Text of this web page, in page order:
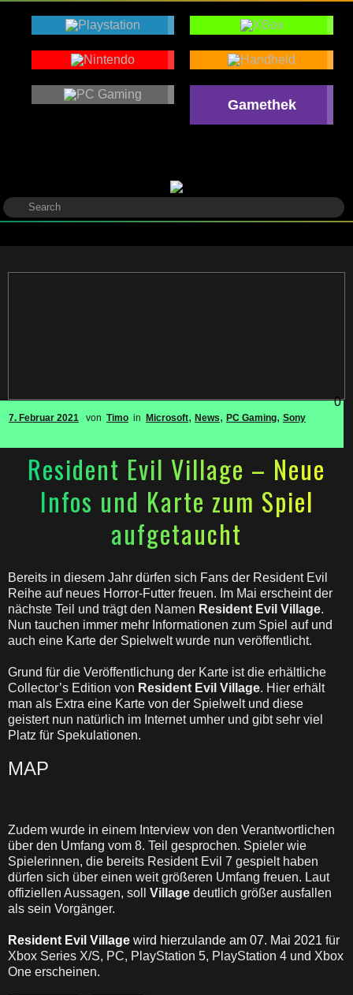
Gamethek
7. Februar 2021 von Timo in Microsoft, News, PC Gaming, Sony
0
Resident Evil Village – Neue
Infos und Karte zum Spiel
aufgetaucht
Bereits in diesem Jahr dürfen sich Fans der Resident Evil
Reihe auf neues Horror-Futter freuen. Im Mai erscheint der
nächste Teil und trägt den Namen Resident Evil Village.
Nun tauchen immer mehr Informationen zum Spiel auf und
auch eine Karte der Spielwelt wurde nun veröffentlicht.
Grund für die Veröffentlichung der Karte ist die erhältliche
Collector’s Edition von Resident Evil Village. Hier erhält
man als Extra eine Karte von der Spielwelt und diese
geistert nun natürlich im Internet umher und gibt sehr viel
Platz für Spekulationen.
MAP
Zudem wurde in einem Interview von den Verantwortlichen
über den Umfang vom 8. Teil gesprochen. Spieler wie
Spielerinnen, die bereits Resident Evil 7 gespielt haben
dürfen sich über einen weit größeren Umfang freuen. Laut
offiziellen Aussagen, soll Village deutlich größer ausfallen
als sein Vorgänger.
Resident Evil Village wird hierzulande am 07. Mai 2021 für
Xbox Series X/S, PC, PlayStation 5, PlayStation 4 und Xbox
One erscheinen.